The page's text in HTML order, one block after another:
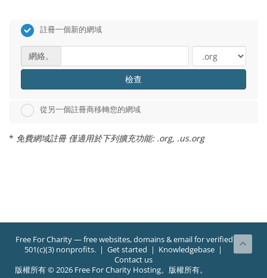
註冊一個新的網域
網絡。
檢查
從另一個註冊商移轉您的網域
* 免費網域註冊 僅適用於下列擴充功能: .org, .us.org
Free For Charity— free websites, domains & email for verified
501(c)(3) nonprofits. | Get started | Knowledgebase |
Contact us
版權所有 © 2026 Free For Charity Hosting。版權所有。